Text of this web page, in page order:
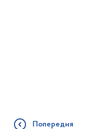
Попередня